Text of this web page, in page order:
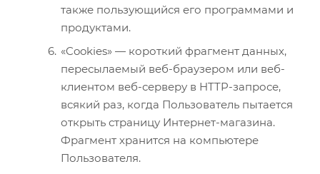
также пользующийся его программами и
продуктами.
«Cookies» — короткий фрагмент данных,
пересылаемый веб-браузером или веб-
клиентом веб-серверу в HTTP-запросе,
всякий раз, когда Пользователь пытается
открыть страницу Интернет-магазина.
Фрагмент хранится на компьютере
Пользователя.